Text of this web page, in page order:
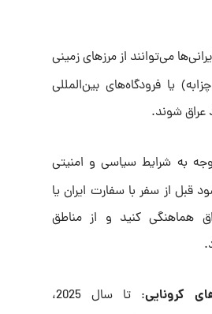
می‌توانند از مرزهای زمینی
یا فرودگاه‌های بین‌المللی
عراق شوند.
به شرایط سیاسی و امنیتی
قبل از سفر با سفارت ایران یا
هماهنگی کنید و از مناطق
کرونایی
: تا سال 2025،